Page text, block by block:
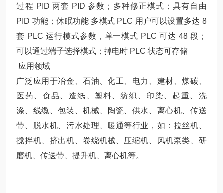
过程 PID 两套 PID 参数；多种修正模式；具有自由
PID 功能；休眠功能 多模式 PLC 用户可以设置多达 8
套 PLC 运行模式参数，单一模式 PLC 可达 48 段；
可以通过端子选择模式；掉电时 PLC 状态可存储
应用领域
广泛应用于冶金、石油、化工、电力、建材、煤碳、
医药、食品、造纸、塑料、纺织、印染、起重、洗
涤、线缆、包装、机械、陶瓷、供水、离心机、传送
带、脱水机、污水处理、暖通等行业，如：拉丝机、
搅拌机、挤出机、卷绕机械、压缩机、风机泵类、研
磨机、传送带、提升机、离心机等。